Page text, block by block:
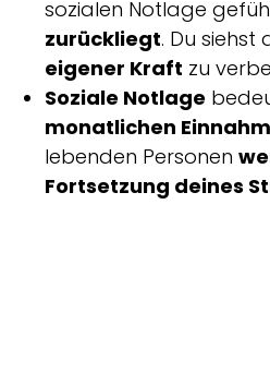
sozialen Notlage
zurückliegt. Du siehst
eigener Kraft zu
Soziale Notlage
monatlichen
lebenden Personen
Fortsetzung deines